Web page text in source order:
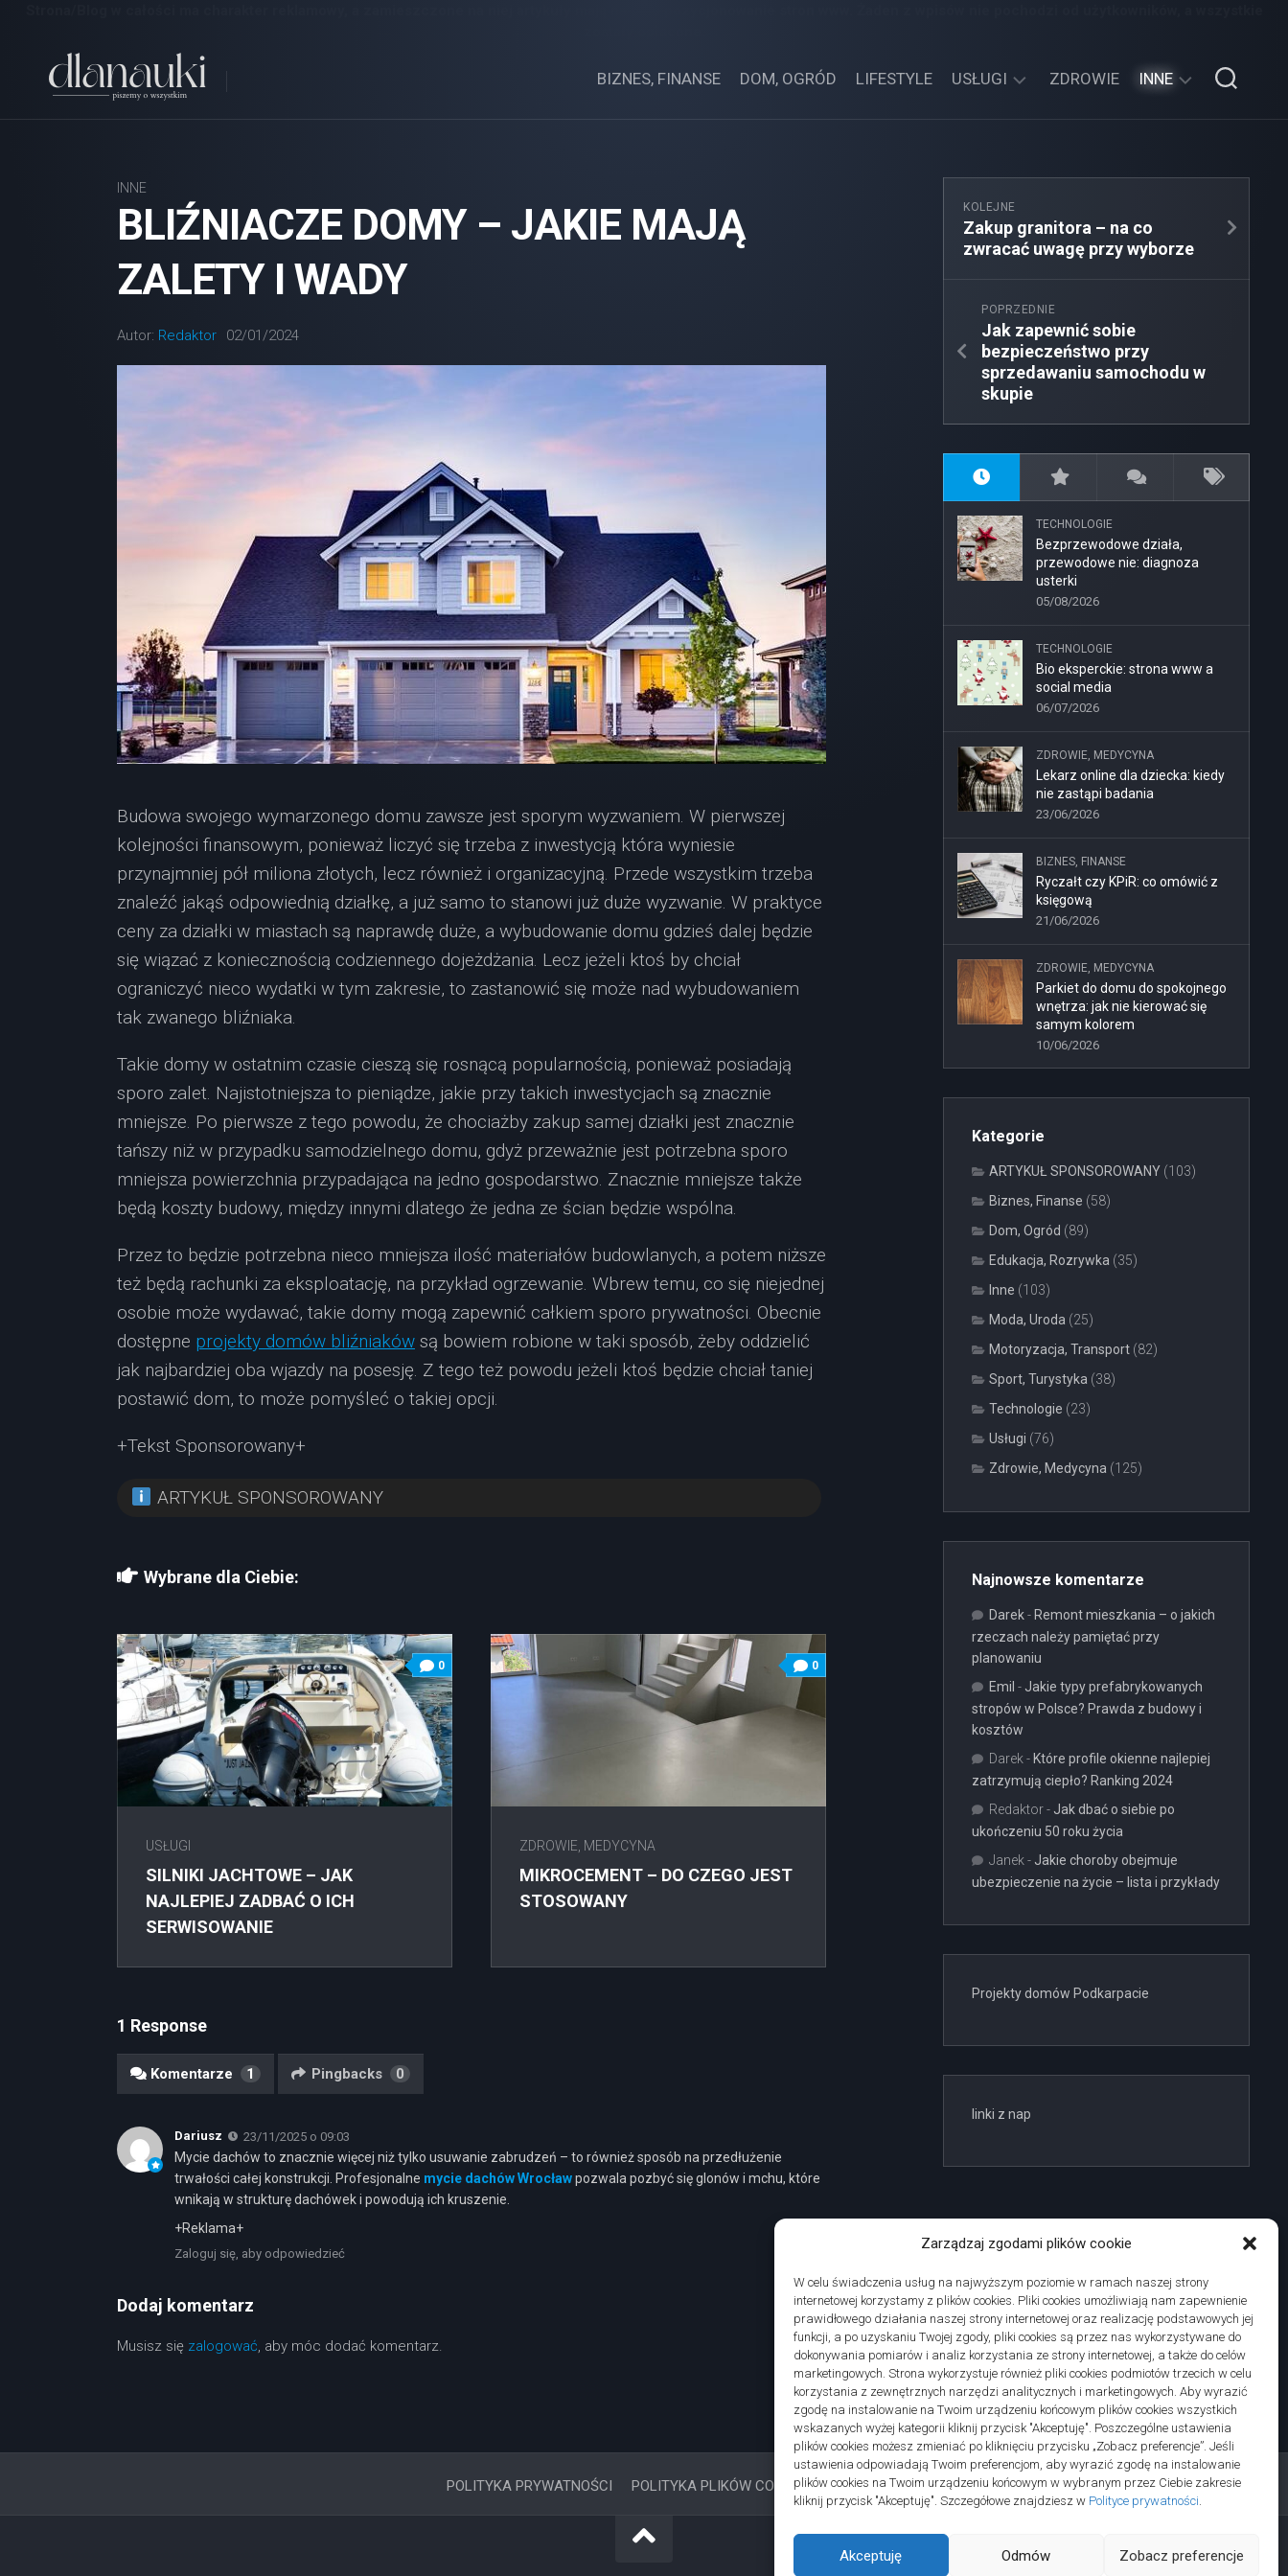
Zarządzaj zgodami plików cookie
W celu świadczenia usług na najwyższym poziomie w ramach naszej strony
internetowej korzystamy z plików cookies. Pliki cookies umożliwiają nam zapewnienie
prawidłowego działania naszej strony internetowej oraz realizację podstawowych jej
funkcji, a po uzyskaniu Twojej zgody, pliki cookies są przez nas wykorzystywane do
dokonywania pomiarów i analiz korzystania ze strony internetowej, a także do celów
marketingowych. Strona wykorzystuje również pliki cookies podmiotów trzecich w celu
korzystania z zewnętrznych narzędzi analitycznych i marketingowych. Aby wyrazić
zgodę na instalowanie na Twoim urządzeniu końcowym plików cookies wszystkich
wskazanych wyżej kategorii kliknij przycisk "Akceptuję". Poszczególne ustawienia
plików cookies możesz zmieniać po kliknięciu przycisku „Zobacz preferencje”. Jeśli
ustawienia odpowiadają Twoim preferencjom, aby wyrazić zgodę na instalowanie
plików cookies na Twoim urządzeniu końcowym w wybranym przez Ciebie zakresie
kliknij przycisk "Akceptuję". Szczegółowe znajdziesz w Polityce prywatności.
Akceptuję Odmów Zobacz preferencje
BIZNES, FINANSE DOM, OGRÓD LIFESTYLE USŁUGI ZDROWIE INNE
MOTORYZACJA,
INNE
BLIŹNIACZE DOMY – JAKIE MAJĄ
ZALETY I WADY
Autor: Redaktor 02/01/2024
Budowa swojego wymarzonego domu zawsze jest sporym wyzwaniem. W pierwszej
kolejności finansowym, ponieważ liczyć się trzeba z inwestycją która wyniesie
przynajmniej pół miliona złotych, lecz również i organizacyjną. Przede wszystkim trzeba
znaleźć jakąś odpowiednią działkę, a już samo to stanowi już duże wyzwanie. W praktyce
ceny za działki w miastach są naprawdę duże, a wybudowanie domu gdzieś dalej będzie
się wiązać z koniecznością codziennego dojeżdżania. Lecz jeżeli ktoś by chciał
ograniczyć nieco wydatki w tym zakresie, to zastanowić się może nad wybudowaniem
tak zwanego bliźniaka.
Takie domy w ostatnim czasie cieszą się rosnącą popularnością, ponieważ posiadają
sporo zalet. Najistotniejsza to pieniądze, jakie przy takich inwestycjach są znacznie
mniejsze. Po pierwsze z tego powodu, że chociażby zakup samej działki jest znacznie
tańszy niż w przypadku samodzielnego domu, gdyż przeważnie jest potrzebna sporo
mniejsza powierzchnia przypadająca na jedno gospodarstwo. Znacznie mniejsze także
będą koszty budowy, między innymi dlatego że jedna ze ścian będzie wspólna.
Przez to będzie potrzebna nieco mniejsza ilość materiałów budowlanych, a potem niższe
też będą rachunki za eksploatację, na przykład ogrzewanie. Wbrew temu, co się niejednej
osobie może wydawać, takie domy mogą zapewnić całkiem sporo prywatności. Obecnie
dostępne projekty domów bliźniaków są bowiem robione w taki sposób, żeby oddzielić
jak najbardziej oba wjazdy na posesję. Z tego też powodu jeżeli ktoś będzie chciał taniej
postawić dom, to może pomyśleć o takiej opcji.
+Tekst Sponsorowany+
ARTYKUŁ SPONSOROWANY
Wybrane dla Ciebie:
0
USŁUGI
SILNIKI JACHTOWE – JAK
NAJLEPIEJ ZADBAĆ O ICH
SERWISOWANIE
0
ZDROWIE, MEDYCYNA
MIKROCEMENT – DO CZEGO JEST
STOSOWANY
1 Response
Komentarze 1 Pingbacks 0
Dariusz 23/11/2025 o 09:03
Mycie dachów to znacznie więcej niż tylko usuwanie zabrudzeń – to również sposób na przedłużenie
trwałości całej konstrukcji. Profesjonalne mycie dachów Wrocławpozwala pozbyć się glonów i mchu, które
wnikają w strukturę dachówek i powodują ich kruszenie.
+Reklama+
Zaloguj się, aby odpowiedzieć
Dodaj komentarz
Musisz się zalogować, aby móc dodać komentarz.
KOLEJNE
Zakup granitora – na co
zwracać uwagę przy wyborze
POPRZEDNIE
Jak zapewnić sobie
bezpieczeństwo przy
sprzedawaniu samochodu w
skupie
TECHNOLOGIE
Bezprzewodowe działa,
przewodowe nie: diagnoza
usterki
05/08/2026
TECHNOLOGIE
Bio eksperckie: strona www a
social media
06/07/2026
ZDROWIE, MEDYCYNA
Lekarz online dla dziecka: kiedy
nie zastąpi badania
23/06/2026
BIZNES, FINANSE
Ryczałt czy KPiR: co omówić z
księgową
21/06/2026
ZDROWIE, MEDYCYNA
Parkiet do domu do spokojnego
wnętrza: jak nie kierować się
samym kolorem
10/06/2026
Kategorie
ARTYKUŁ SPONSOROWANY (103)
Biznes, Finanse (58)
Dom, Ogród (89)
Edukacja, Rozrywka (35)
Inne (103)
Moda, Uroda (25)
Motoryzacja, Transport (82)
Sport, Turystyka (38)
Technologie (23)
Usługi (76)
Zdrowie, Medycyna (125)
Najnowsze komentarze
Darek- Remont mieszkania – o jakich
rzeczach należy pamiętać przy
planowaniu
Emil - Jakie typy prefabrykowanych
stropów w Polsce? Prawda z budowy i
kosztów
Darek - Które profile okienne najlepiej
zatrzymują ciepło? Ranking 2024
Redaktor- Jak dbać o siebie po
ukończeniu 50 roku życia
Janek - Jakie choroby obejmuje
ubezpieczenie na życie – lista i przykłady
Projekty domów Podkarpacie
linki z nap
POLITYKA PRYWATNOŚCI POLITYKA PLIKÓW COOKIES (EU)